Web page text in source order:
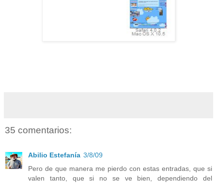
35 comentarios:
Abilio Estefanía 3/8/09
Pero de que manera me pierdo con estas entradas, que si
valen tanto, que si no se ve bien, dependiendo del